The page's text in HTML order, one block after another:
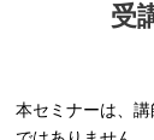
受
本セミナーは、